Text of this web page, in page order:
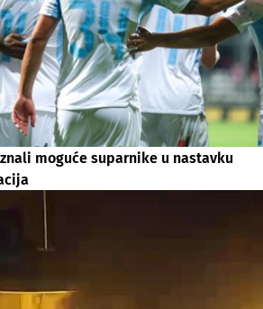
moguće suparnike u nastavku